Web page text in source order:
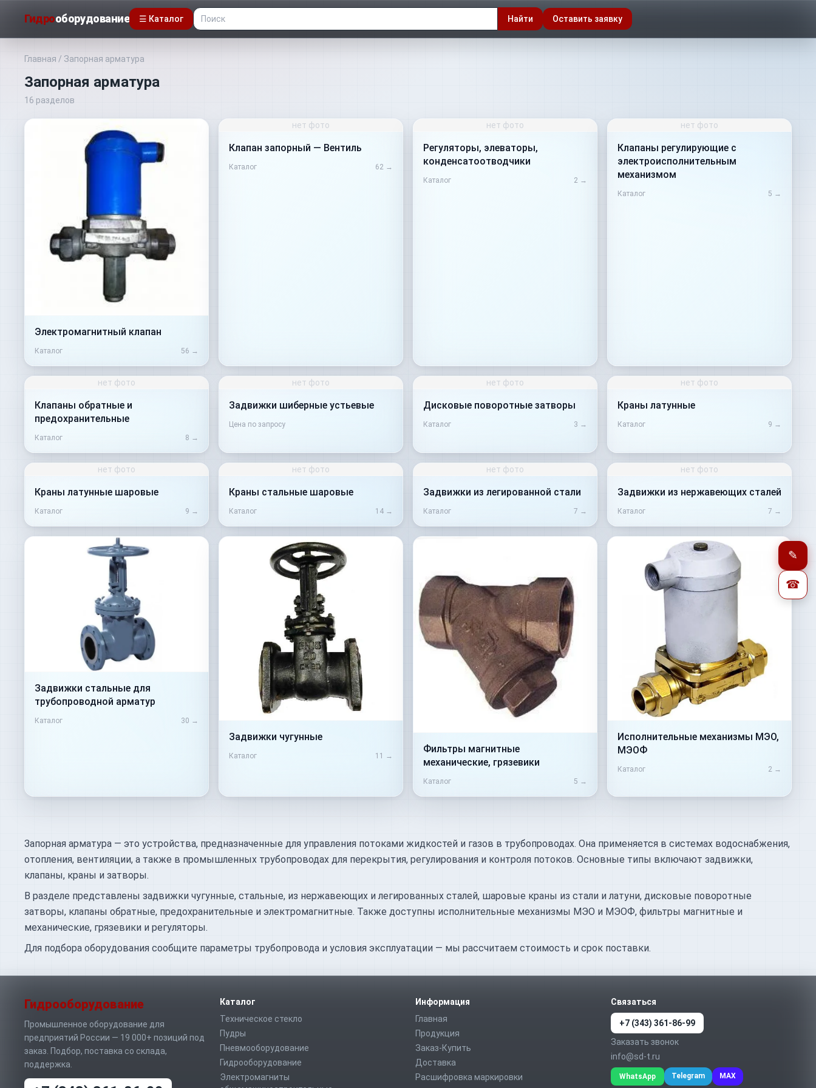
Гидрооборудование ☰ Каталог Найти Оставить заявку
Главная / Запорная арматура
Запорная арматура
16 разделов
Электромагнитный клапан
Каталог 56 →
нет фото
Клапан запорный — Вентиль
Каталог 62 →
нет фото
Регуляторы, элеваторы,
конденсатоотводчики
Каталог 2 →
нет фото
Клапаны регулирующие с
электроисполнительным
механизмом
Каталог 5 →
нет фото
Клапаны обратные и
предохранительные
Каталог 8 →
нет фото
Задвижки шиберные устьевые
Цена по запросу
нет фото
Дисковые поворотные затворы
Каталог 3 →
нет фото
Краны латунные
Каталог 9 →
нет фото
Краны латунные шаровые
Каталог 9 →
нет фото
Краны стальные шаровые
Каталог 14 →
нет фото
Задвижки из легированной стали
Каталог 7 →
нет фото
Задвижки из нержавеющих сталей
Каталог 7 →
Задвижки стальные для
трубопроводной арматур
Каталог 30 →
Задвижки чугунные
Каталог 11 →
Фильтры магнитные
механические, грязевики
Каталог 5 →
Исполнительные механизмы МЭО,
МЭОФ
Каталог 2 →
Запорная арматура — это устройства, предназначенные для управления потоками жидкостей и газов в трубопроводах. Она применяется в системах водоснабжения,
отопления, вентиляции, а также в промышленных трубопроводах для перекрытия, регулирования и контроля потоков. Основные типы включают задвижки,
клапаны, краны и затворы.
В разделе представлены задвижки чугунные, стальные, из нержавеющих и легированных сталей, шаровые краны из стали и латуни, дисковые поворотные
затворы, клапаны обратные, предохранительные и электромагнитные. Также доступны исполнительные механизмы МЭО и МЭОФ, фильтры магнитные и
механические, грязевики и регуляторы.
Для подбора оборудования сообщите параметры трубопровода и условия эксплуатации — мы рассчитаем стоимость и срок поставки.
Гидрооборудование
Промышленное оборудование для
предприятий России — 19 000+ позиций под
заказ. Подбор, поставка со склада,
поддержка.
Каталог
Техническое стекло
Пудры
Пневмооборудование
Гидрооборудование
Электромагниты
Информация
Главная
Продукция
Заказ-Купить
Доставка
Расшифровка маркировки
Связаться
+7 (343) 361-86-99
Заказать звонок
info@sd-t.ru
WhatsApp Telegram MAX
✎
☎